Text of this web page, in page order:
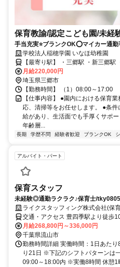
保育教諭/認定こども園/未経
手当充実⭐ブランクOK⭕マイカー通
のお仕事です✨
学校法人稲穂学園 いなほ幼稚園
【最寄り駅】 ・三郷駅 ・新三郷駅
月給220,000円
埼玉県三郷市
【勤務時間】 （1）08:00～17:00
【仕事内容】 ●園内における保育
応、清掃等をお任せします。 ●条
給があり、生活面でも手厚くサポ
年齢層...
長期 学歴不問 経験者歓迎 ブランクOK
アルバイト・パート
保育スタッフ
未経験◎通勤ラクラク♪保育士/
ライクスタッフィング株式会社(保
交通・アクセス 豊四季駅より徒歩
月給268,800円～336,000円
千葉県流山市
勤務時間詳細 実働時間：1日あた
り21日 ※下記のシフトパターン
09:00～18:00内 ※実働8時間 休憩